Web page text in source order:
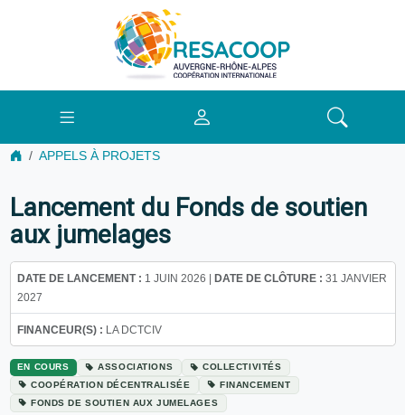
APPELS À PROJETS
Lancement du Fonds de soutien
aux jumelages
DATE DE LANCEMENT : 1 JUIN 2026 | DATE DE CLÔTURE : 31 JANVIER
2027
FINANCEUR(S) : LA DCTCIV
EN COURS ASSOCIATIONS
COLLECTIVITÉS
COOPÉRATION DÉCENTRALISÉE
FINANCEMENT
FONDS DE SOUTIEN AUX JUMELAGES